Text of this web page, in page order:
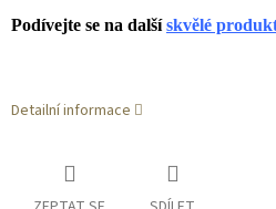
Podívejte se na dalšískvělé
Detailní informace